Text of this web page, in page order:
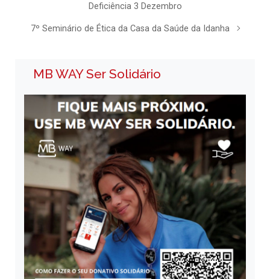
Deficiência 3 Dezembro
7º Seminário de Ética da Casa da Saúde da Idanha
MB WAY Ser Solidário